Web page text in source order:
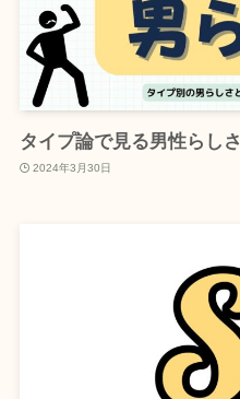
タイプ論で見る男性らしさ
2024年3月30日